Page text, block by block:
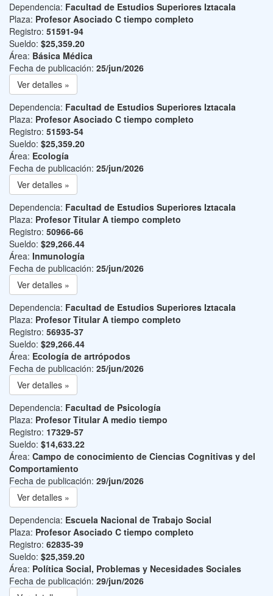
Dependencia: Facultad de Estudios Superiores Iztacala
Plaza: Profesor Asociado C tiempo completo
Registro: 51591-94
Sueldo: $25,359.20
Área: Básica Médica
Fecha de publicación: 25/jun/2026
Ver detalles »
Dependencia: Facultad de Estudios Superiores Iztacala
Plaza: Profesor Asociado C tiempo completo
Registro: 51593-54
Sueldo: $25,359.20
Área: Ecología
Fecha de publicación: 25/jun/2026
Ver detalles »
Dependencia: Facultad de Estudios Superiores Iztacala
Plaza: Profesor Titular A tiempo completo
Registro: 50966-66
Sueldo: $29,266.44
Área: Inmunología
Fecha de publicación: 25/jun/2026
Ver detalles »
Dependencia: Facultad de Estudios Superiores Iztacala
Plaza: Profesor Titular A tiempo completo
Registro: 56935-37
Sueldo: $29,266.44
Área: Ecología de artrópodos
Fecha de publicación: 25/jun/2026
Ver detalles »
Dependencia: Facultad de Psicología
Plaza: Profesor Titular A medio tiempo
Registro: 17329-57
Sueldo: $14,633.22
Área: Campo de conocimiento de Ciencias Cognitivas y del
Comportamiento
Fecha de publicación: 29/jun/2026
Ver detalles »
Dependencia: Escuela Nacional de Trabajo Social
Plaza: Profesor Asociado C tiempo completo
Registro: 62835-39
Sueldo: $25,359.20
Área: Política Social, Problemas y Necesidades Sociales
Fecha de publicación: 29/jun/2026